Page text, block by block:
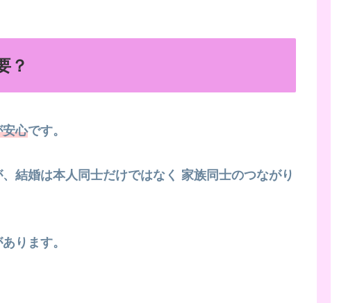
？
安心です。
結婚は本人同士だけではなく 家族同士のつながり
ります。